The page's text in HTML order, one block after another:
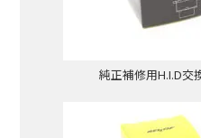
純正補修用H.I.D交